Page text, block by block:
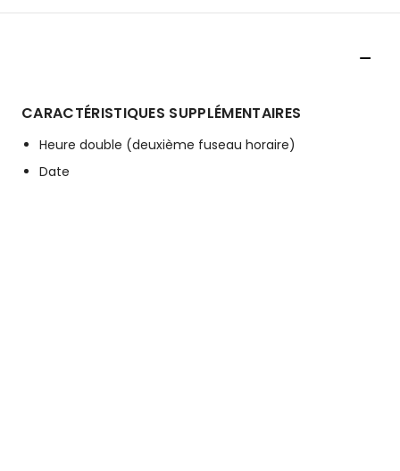
CARACTÉRISTIQUES SUPPLÉMENTAIRES
Heure double (deuxième fuseau horaire)
Date